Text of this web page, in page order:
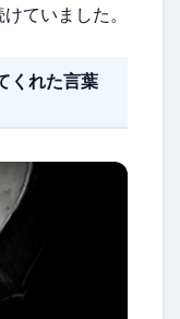
ていました。
くれた言葉